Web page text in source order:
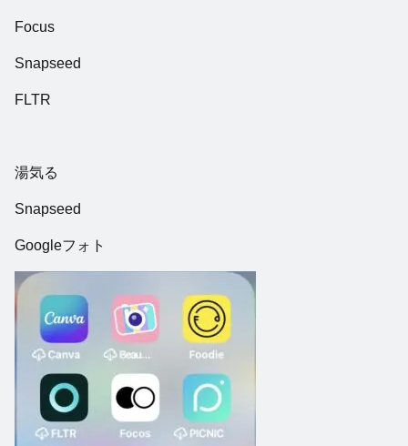
Focus
Snapseed
FLTR
湯気る
Snapseed
Googleフォト